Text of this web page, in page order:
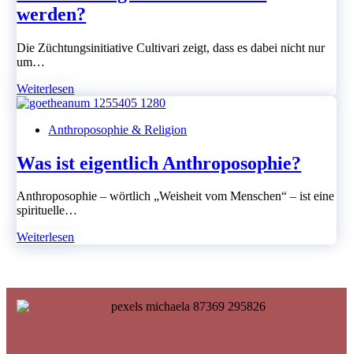
werden?
Die Züchtungsinitiative Cultivari zeigt, dass es dabei nicht nur
um…
Weiterlesen
kann
im
der
biodynamischen
zukunftsfähig
weiterentwickelt
Anthroposophie & Religion
Was ist eigentlich Anthroposophie?
Anthroposophie – wörtlich „Weisheit vom Menschen“ – ist eine
spirituelle…
Weiterlesen